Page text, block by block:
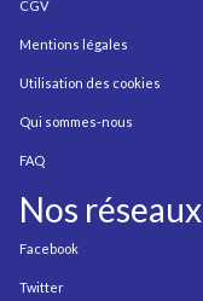
CGV
Mentions légales
Utilisation des cookies
Qui sommes-nous
FAQ
Nos réseaux
Facebook
Twitter